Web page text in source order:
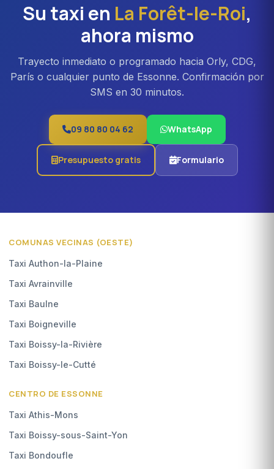
Su taxi en La Forêt-le-Roi,
ahora mismo
Trayecto inmediato o programado hacia Orly, CDG,
París o cualquier punto de Essonne. Confirmación por
SMS en 30 minutos.
09 80 80 04 62 WhatsApp
Presupuesto gratis Formulario
COMUNAS VECINAS (OESTE)
Taxi Authon-la-Plaine
Taxi Avrainville
Taxi Baulne
Taxi Boigneville
Taxi Boissy-la-Rivière
Taxi Boissy-le-Cutté
CENTRO DE ESSONNE
Taxi Athis-Mons
Taxi Boissy-sous-Saint-Yon
Taxi Bondoufle